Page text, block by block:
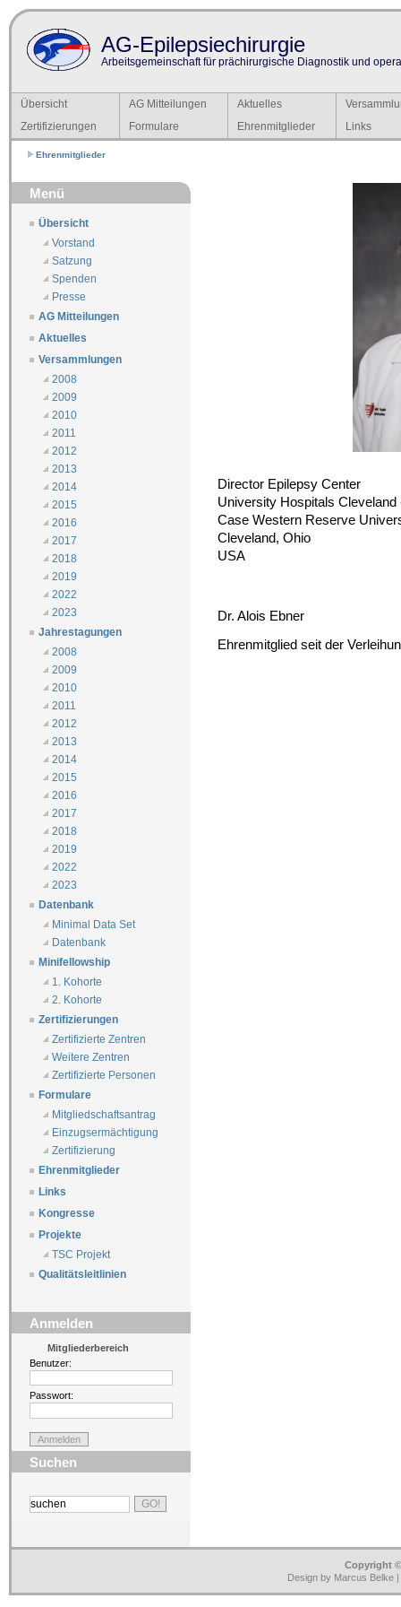
AG-Epilepsiechirurgie
Arbeitsgemeinschaft für prächirurgische Diagnostik und
Übersicht AG Mitteilungen Aktuelles
Zertifizierungen
Formulare Ehrenmitglieder Links
Ehrenmitglieder
Menü
Übersicht
Vorstand
Satzung
Spenden
Presse
AG Mitteilungen
Aktuelles
Versammlungen
2008
2009
2010
2011
2012
2013
2014
2015
2016
2017
2018
2019
2022
2023
Jahrestagungen
2008
2009
2010
2011
2012
2013
2014
2015
2016
2017
2018
2019
2022
2023
Datenbank
Minimal Data Set
Datenbank
Minifellowship
1. Kohorte
2. Kohorte
Zertifizierungen
Zertifizierte Zentren
Weitere Zentren
Zertifizierte Personen
Formulare
Mitgliedschaftsantrag
Einzugsermächtigung
Zertifizierung
Ehrenmitglieder
Links
Kongresse
Projekte
TSC Projekt
Qualitätsleitlinien
Anmelden
Mitgliederbereich
Benutzer:
Passwort:
Suchen
Director Epilepsy Center
University Hospitals
Case Western Reserve
Cleveland, Ohio
USA
Dr. Alois Ebner
Ehrenmitglied seit der
Copyright
Design by Marcus Belke